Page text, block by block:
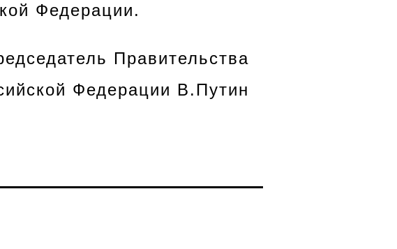
Федерации.
Правительства
Федерации В.Путин